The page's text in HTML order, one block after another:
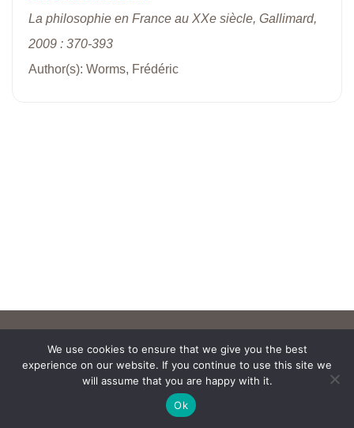
La philosophie en France au XXe siècle, Gallimard,
2009 : 370-393
Author(s): Worms, Frédéric
We use cookies to ensure that we give you the best
experience on our website. If you continue to use this site we
will assume that you are happy with it.
Ok